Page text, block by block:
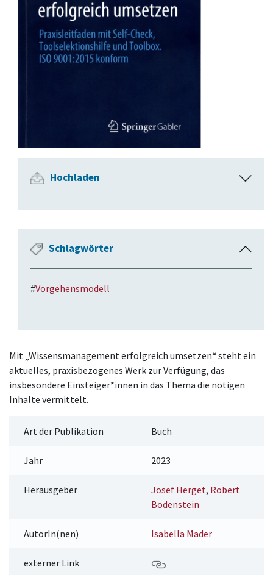
A
s
a
p
Hochladen
E
p
n
Schlagwörter
#Vorgehensmodell
Mit „Wissensmanagementerfolgreich umsetzen“ steht ein
aktuelles, praxisbezogenes Werk zur Verfügung, das
insbesondere Einsteiger*innen in das Thema die nötigen
Inhalte vermittelt.
Art der Publikation Buch
Jahr 2023
Herausgeber Josef Herget, Robert
Bodenstein
AutorIn(nen) Isabella Mader
externer Link